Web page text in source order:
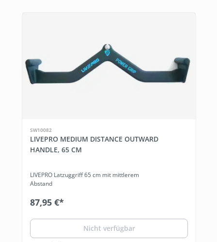
SW10082
LIVEPRO MEDIUM DISTANCE OUTWARD
HANDLE, 65 CM
LIVEPRO Latzuggriff 65 cm mit mittlerem
Abstand
87,95 €*
Nicht verfügbar